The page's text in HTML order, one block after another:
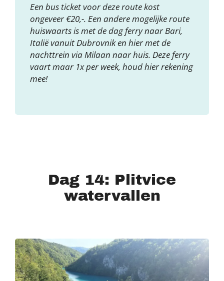
Een bus ticket voor deze route kost
ongeveer €20,-. Een andere mogelijke route
huiswaarts is met de dag ferry naar Bari,
Italië vanuit Dubrovnik en hier met de
nachttrein via Milaan naar huis. Deze ferry
vaart maar 1x per week, houd hier rekening
mee!
Dag 14: Plitvice
watervallen